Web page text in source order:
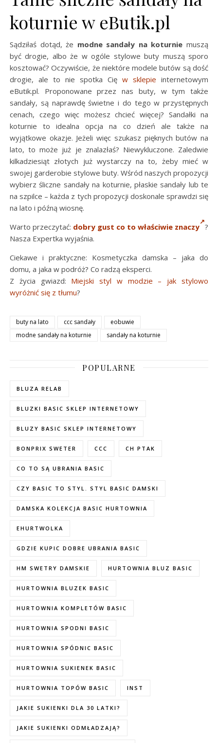
koturnie w eButik.pl
Sądziłaś dotąd, że modne sandały na koturnie muszą
być drogie, albo że w ogóle stylowe buty muszą sporo
kosztować? Oczywiście, że niektóre modele butów są dość
drogie, ale to nie spotka Cię w sklepie internetowym
eButik.pl. Proponowane przez nas buty, w tym także
sandały, są naprawdę świetne i do tego w przystępnych
cenach, czego więc możesz chcieć więcej? Sandałki na
koturnie to idealna opcja na co dzień ale także na
wyjątkowe okazje. Jeżeli więc szukasz pięknych butów na
lato, to może już je znalazłaś? Niewykluczone. Zaledwie
kilkadziesiąt złotych już wystarczy na to, żeby mieć w
swojej garderobie stylowe buty. Wśród naszych propozycji
wybierz śliczne sandały na koturnie, płaskie sandały lub te
na szpilce – każda z tych propozycji doskonale sprawdzi się
na lato i późną wiosnę.
Warto przeczytać: dobry gust co to właściwie znaczy ?
Nasza Expertka wyjaśnia.
Ciekawe i praktyczne: Kosmetyczka damska – jaka do
domu, a jaka w podróż? Co radzą eksperci.
Z życia gwiazd: Miejski styl w modzie – jak stylowo
wyróżnić się z tłumu?
buty na lato ccc sandały
eobuwie
modne sandały na koturnie
sandały na koturnie
POPULARNE
BLUZA RELAB
BLUZKI BASIC SKLEP INTERNETOWY
BLUZY BASIC SKLEP INTERNETOWY
BONPRIX SWETER CCC CH PTAK
CO TO SĄ UBRANIA BASIC
CZY BASIC TO STYL. STYL BASIC DAMSKI
DAMSKA KOLEKCJA BASIC HURTOWNIA
EHURTWOLKA
GDZIE KUPIC DOBRE UBRANIA BASIC
HM SWETRY DAMSKIE HURTOWNIA BLUZ BASIC
HURTOWNIA BLUZEK BASIC
HURTOWNIA KOMPLETÓW BASIC
HURTOWNIA SPODNI BASIC
HURTOWNIA SPÓDNIC BASIC
HURTOWNIA SUKIENEK BASIC
HURTOWNIA TOPÓW BASIC INST
JAKIE SUKIENKI DLA 30 LATKI?
JAKIE SUKIENKI ODMŁADZAJĄ?